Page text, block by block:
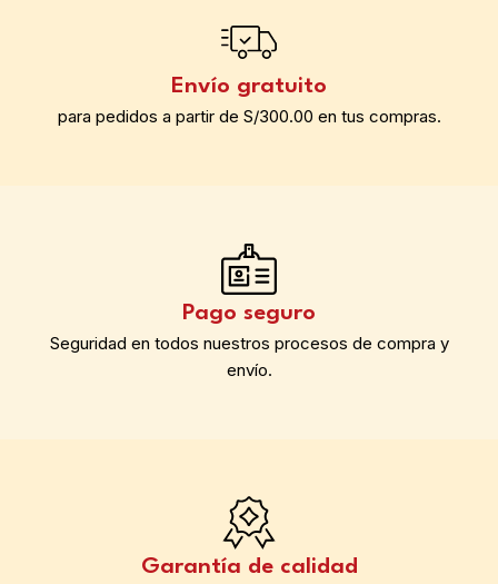
Envío gratuito
para pedidos a partir de S/300.00 en tus compras.
Pago seguro
Seguridad en todos nuestros procesos de compra y
envío.
Garantía de calidad